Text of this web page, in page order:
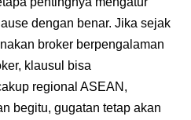
dengan benar. Jika sejak
broker berpengalaman
klausul bisa
regional ASEAN,
begitu, gugatan tetap akan